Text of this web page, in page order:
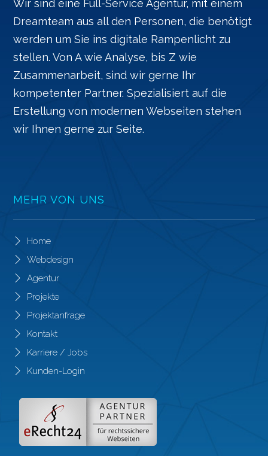
Wir sind eine Full-Service Agentur, mit einem
Dreamteam aus all den Personen, die benötigt
werden um Sie ins digitale Rampenlicht zu
stellen. Von A wie Analyse, bis Z wie
Zusammenarbeit, sind wir gerne Ihr
kompetenter Partner. Spezialisiert auf die
Erstellung von modernen Webseiten stehen
wir Ihnen gerne zur Seite.
MEHR VON UNS
Home
Webdesign
Agentur
Projekte
Projektanfrage
Kontakt
Karriere / Jobs
Kunden-Login